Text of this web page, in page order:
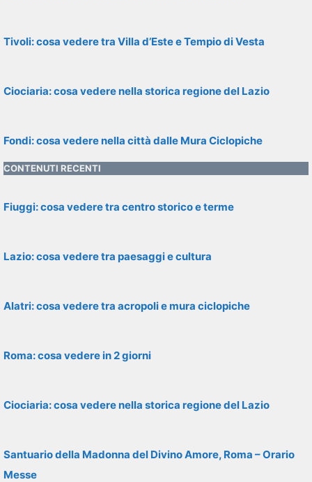
Tivoli: cosa vedere tra Villa d’Este e Tempio di Vesta
Ciociaria: cosa vedere nella storica regione del Lazio
Fondi: cosa vedere nella città dalle Mura Ciclopiche
CONTENUTI RECENTI
Fiuggi: cosa vedere tra centro storico e terme
Lazio: cosa vedere tra paesaggi e cultura
Alatri: cosa vedere tra acropoli e mura ciclopiche
Roma: cosa vedere in 2 giorni
Ciociaria: cosa vedere nella storica regione del Lazio
Santuario della Madonna del Divino Amore, Roma – Orario
Messe